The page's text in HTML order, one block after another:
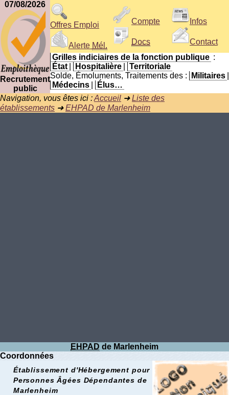
07/08/2026
Recrutement
public
Offres Emploi
Alerte Mél.
Compte
Docs
Infos
Contact
Grilles indiciaires de la fonction publique :
État
Hospitalière
Territoriale
Solde, Émoluments, Traitements des :
Militaires
Médecins
Élus…
Navigation, vous êtes ici :Accueil ➜Liste des
établissements ➜EHPAD de Marlenheim
EHPAD de Marlenheim
Coordonnées
Établissement d'Hébergement pour
Personnes Âgées Dépendantes de
Marlenheim